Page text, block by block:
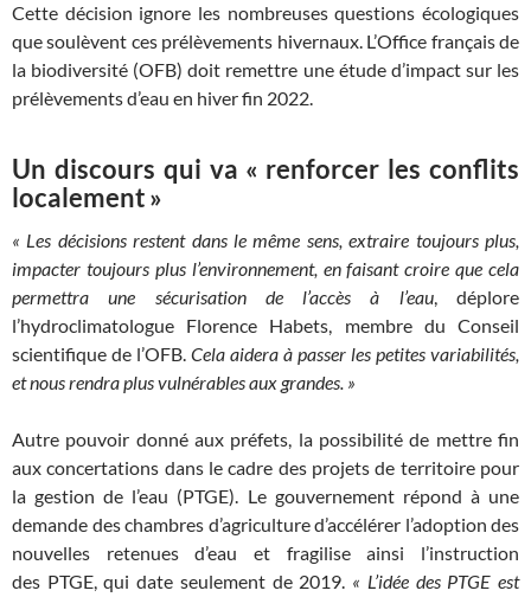
Cette décision ignore les nombreuses questions écologiques
que soulèvent ces prélèvements hivernaux. L’Office français de
la biodiversité (OFB) doit remettre une étude d’impact sur les
prélèvements d’eau en hiver fin 2022.
Un discours qui va « renforcer les conflits
localement»
« Les décisions restent dans le même sens, extraire toujours plus,
impacter toujours plus l’environnement, en faisant croire que cela
permettra une sécurisation de l’accès à l’eau, déplore
l’hydroclimatologue Florence Habets, membre du Conseil
scientifique de l’OFB. Cela aidera à passer les petites variabilités,
et nous rendra plus vulnérables aux grandes. »
Autre pouvoir donné aux préfets, la possibilité de mettre fin
aux concertations dans le cadre des projets de territoire pour
la gestion de l’eau (PTGE). Le gouvernement répond à une
demande des chambres d’agriculture d’accélérer l’adoption des
nouvelles retenues d’eau et fragilise ainsi l’instruction
des PTGE, qui date seulement de 2019. « L’idée des PTGE est